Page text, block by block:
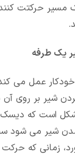
مسیر حرکتت
یک طرفه
عمل می
شیر بر روی
شکل است که
شیر می شود
زمانی که